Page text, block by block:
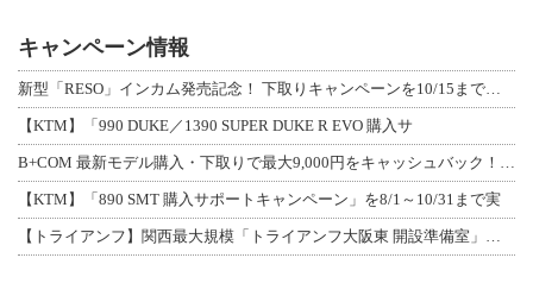
キャンペーン情報
【KTM】「990 DUKE／1390 SUPER DUKE R EVO 購入サ
【KTM】「890 SMT 購入サポートキャンペーン」を8/1～10/31まで実